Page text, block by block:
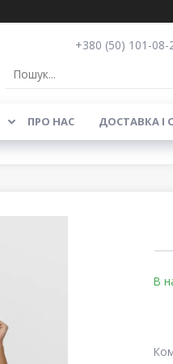
+380 (50) 101-08-
ПРО НАС ДОСТАВКА І
В